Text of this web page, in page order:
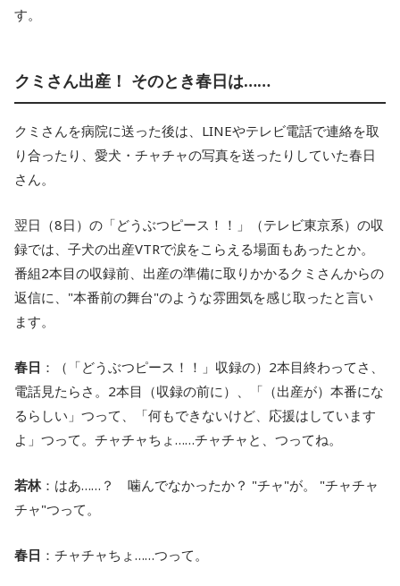
す。
クミさん出産！ そのとき春日は……
クミさんを病院に送った後は、LINEやテレビ電話で連絡を取
り合ったり、愛犬・チャチャの写真を送ったりしていた春日
さん。
翌日（8日）の「どうぶつピース！！」（テレビ東京系）の収
録では、子犬の出産VTRで涙をこらえる場面もあったとか。
番組2本目の収録前、出産の準備に取りかかるクミさんからの
返信に、"本番前の舞台"のような雰囲気を感じ取ったと言い
ます。
春日 ：（「どうぶつピース！！」収録の）2本目終わってさ、
電話見たらさ。2本目（収録の前に）、「（出産が）本番にな
るらしい」つって、「何もできないけど、応援はしています
よ」つって。チャチャちょ……チャチャと、つってね。
若林：はあ……？ 噛んでなかったか？ "チャ"が。 "チャチャ
チャ"つって。
春日 ：チャチャちょ……つって。